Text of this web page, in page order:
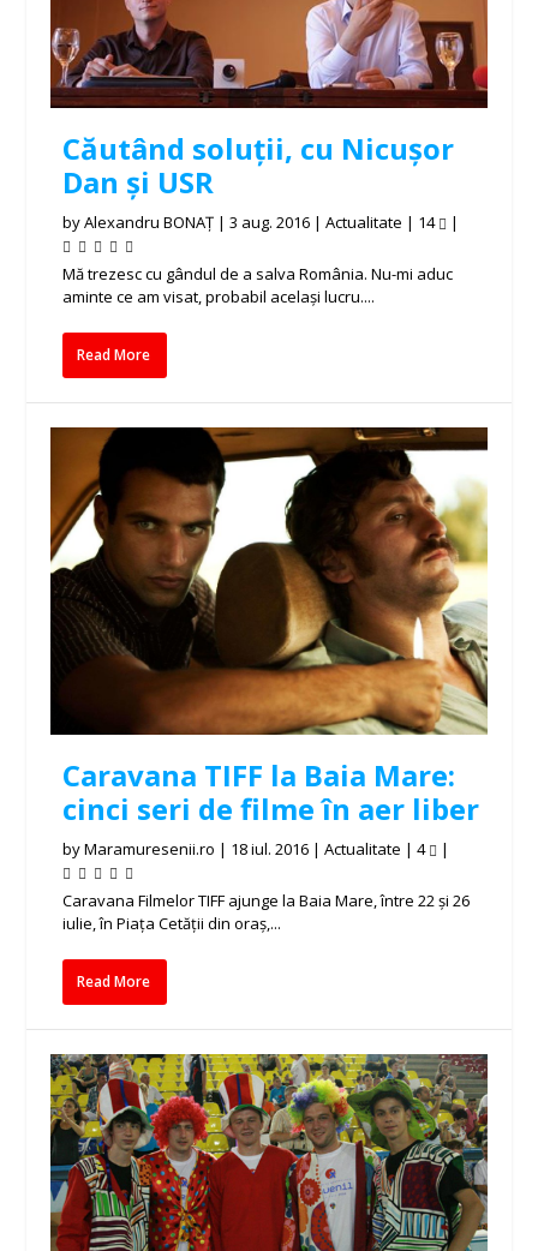
Căutând soluții, cu Nicușor
Dan și USR
byAlexandru BONAȚ |3 aug. 2016 |Actualitate | 14 |
Mă trezesc cu gândul de a salva România. Nu-mi aduc
aminte ce am visat, probabil același lucru....
Read More
Caravana TIFF la Baia Mare:
cinci seri de filme în aer liber
byMaramuresenii.ro | 18 iul. 2016 |Actualitate |4 |
Caravana Filmelor TIFF ajunge la Baia Mare, între 22 și 26
iulie, în Piața Cetății din oraș,...
Read More